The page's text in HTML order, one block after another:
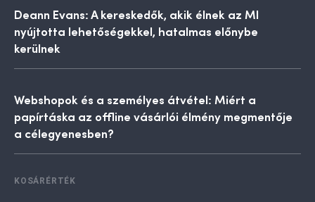
Deann Evans: A kereskedők, akik élnek az MI
nyújtotta lehetőségekkel, hatalmas előnybe
kerülnek
Webshopok és a személyes átvétel: Miért a
papírtáska az offline vásárlói élmény megmentője
a célegyenesben?
KOSÁRÉRTÉK